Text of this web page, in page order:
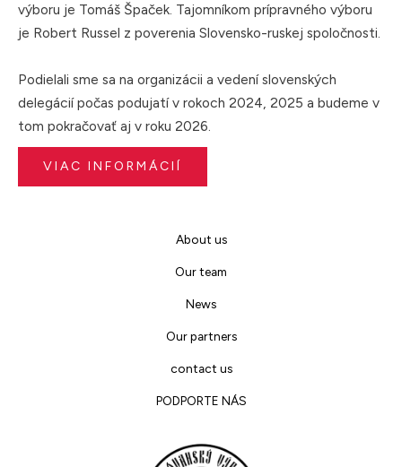
výboru je Tomáš Špaček. Tajomníkom prípravného výboru
je Robert Russel z poverenia Slovensko-ruskej spoločnosti.
Podielali sme sa na organizácii a vedení slovenských
delegácií počas podujatí v rokoch 2024, 2025 a budeme v
tom pokračovať aj v roku 2026.
VIAC INFORMÁCIÍ
About us
Our team
News
Our partners
contact us
PODPORTE NÁS